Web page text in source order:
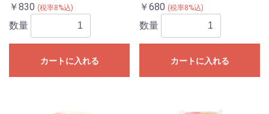
￥830 (税率8%込)
数量
カートに入れる
￥680 (税率8%込)
数量
カートに入れる